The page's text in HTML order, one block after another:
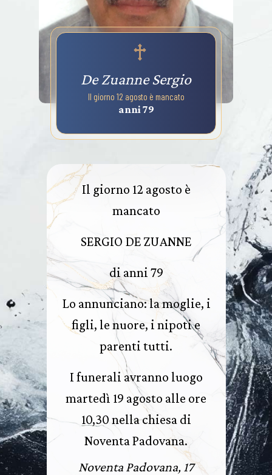
De Zuanne Sergio
Il giorno 12 agosto è mancato
anni 79
Il giorno 12 agosto è
mancato
SERGIO DE ZUANNE
di anni 79
Lo annunciano: la moglie, i
figli, le nuore, i nipoti e
parenti tutti.
I funerali avranno luogo
martedì 19 agosto alle ore
10,30 nella chiesa di
Noventa Padovana.
Noventa Padovana, 17